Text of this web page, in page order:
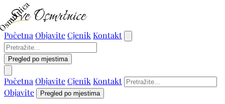
Početna ObjaviteCjenik Kontakt
Pregled po mjestima
Početna ObjaviteCjenik Kontakt
Objavite
Pregled po mjestima